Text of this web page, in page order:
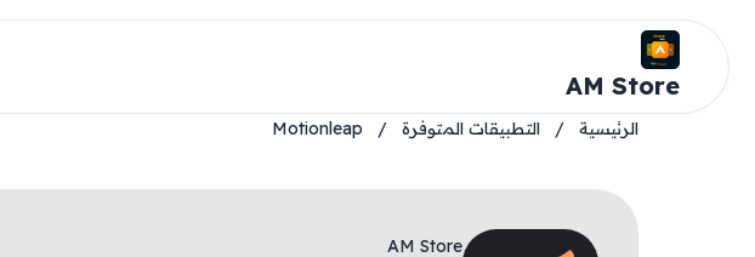
AM Store
الرئيسية / التطبيقات المتوفرة /
Motionleap
AM Store